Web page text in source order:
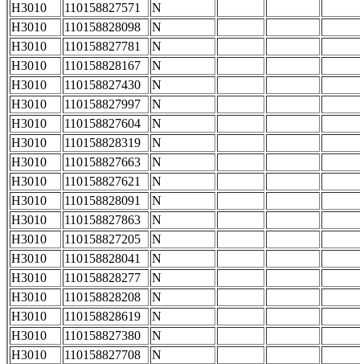
H3010
110158827571
N
H3010
110158828098
N
H3010
110158827781
N
H3010
110158828167
N
H3010
110158827430
N
H3010
110158827997
N
H3010
110158827604
N
H3010
110158828319
N
H3010
110158827663
N
H3010
110158827621
N
H3010
110158828091
N
H3010
110158827863
N
H3010
110158827205
N
H3010
110158828041
N
H3010
110158828277
N
H3010
110158828208
N
H3010
110158828619
N
H3010
110158827380
N
H3010
110158827708
N